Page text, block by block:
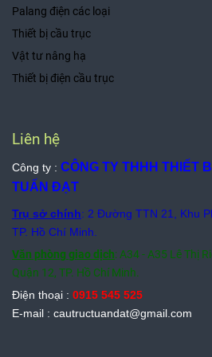
Palang điện các loại
Thiết bị cầu trục
Vật tư nâng hạ
Thiết bị điện cầu trục
Liên hệ
Công ty : CÔNG TY THHH THIẾT
TUẤN ĐẠT
Trụ sở chính: 2 Đường TTN 21, Khu
TP. Hồ Chí Minh.
Văn phòng giao dịch: A34 - A35 Lê Thị
Quận 12, TP. Hồ Chí Minh.
Điện thoại : 0915 545 525
E-mail : cautructuandat@gmail.com